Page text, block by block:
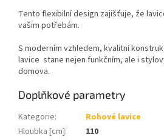
Tento flexibilní design zajišťuje, že
vašim potřebám.
S moderním vzhledem, kvalitní
lavice stane nejen funkčním, ale i
domova.
Doplňkové parametry
Kategorie:
Rohové lavice
Hloubka [cm]: 110